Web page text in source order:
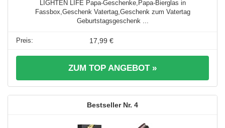
LIGHTEN LIFE Papa-Geschenke,Papa-Bierglas in
Fassbox,Geschenk Vatertag,Geschenk zum Vatertag
Geburtstagsgeschenk ...
17,99 €
ZUM TOP ANGEBOT »
4